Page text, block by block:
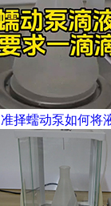
准择蠕动泵如何将